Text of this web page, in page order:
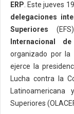
ERP. Este jueves
delegaciones
Superiores
Internacional
organizado por la
ejerce la
Lucha contra la
Latinoamericana
Superiores